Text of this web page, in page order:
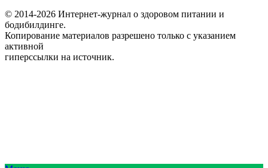
© 2014-2026 Интернет-журнал о здоровом питании и
бодибилдинге.
Копирование материалов разрешено только с указанием
активной
гиперссылки на источник.